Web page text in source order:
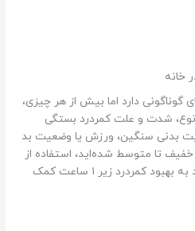
دارد اما بیش از هر چیزی،
شدت و علت کمردرد بستگی
بدنی سنگین، ورزش یا وضعیت بد
تا متوسط شده‌اید، استفاده از
راهکارهای زیر ممکن است بتواند به بهبود کمردرد زیر ۱ ساعت کمک